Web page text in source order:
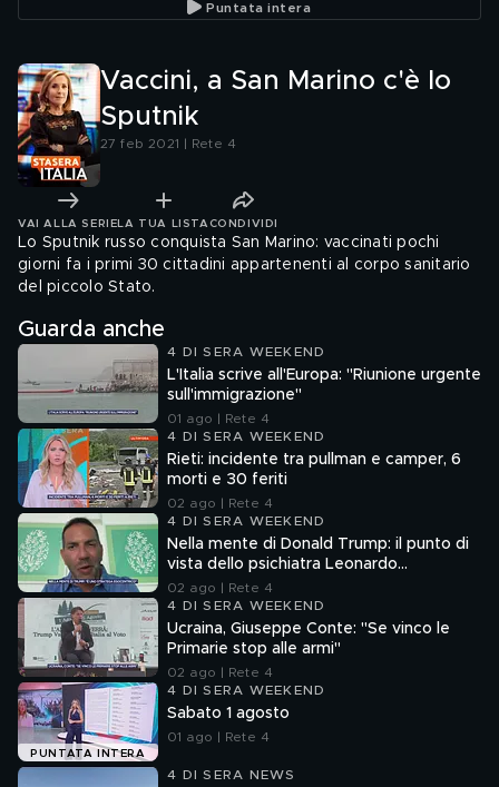
Puntata intera
Vaccini, a San Marino c'è lo
Sputnik
27 feb 2021 | Rete 4
VAI ALLA SERIE LA TUA LISTA CONDIVIDI
Lo Sputnik russo conquista San Marino: vaccinati pochi
giorni fa i primi 30 cittadini appartenenti al corpo sanitario
del piccolo Stato.
Guarda anche
4 DI SERA WEEKEND
L'Italia scrive all'Europa: "Riunione urgente
sull'immigrazione"
01 ago | Rete 4
4 DI SERA WEEKEND
Rieti: incidente tra pullman e camper, 6
morti e 30 feriti
02 ago | Rete 4
4 DI SERA WEEKEND
Nella mente di Donald Trump: il punto di
vista dello psichiatra Leonardo
Mendolicchio
02 ago | Rete 4
4 DI SERA WEEKEND
Ucraina, Giuseppe Conte: "Se vinco le
Primarie stop alle armi"
02 ago | Rete 4
PUNTATA INTERA
4 DI SERA WEEKEND
Sabato 1 agosto
01 ago | Rete 4
4 DI SERA NEWS